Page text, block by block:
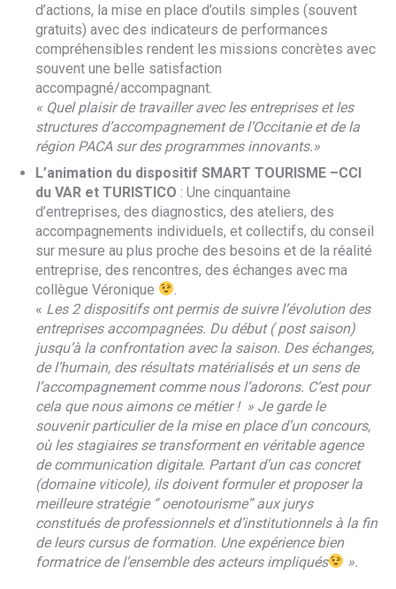
d’actions, la mise en place d’outils simples (souvent
gratuits) avec des indicateurs de performances
compréhensibles rendent les missions concrètes avec
souvent une belle satisfaction
accompagné/accompagnant.
« Quel plaisir de travailler avec les entreprises et les
structures d’accompagnement de l’Occitanie et de la
région PACA sur des programmes innovants.»
L’animation du dispositif SMART TOURISME –CCI
du VAR et TURISTICO : Une cinquantaine
d’entreprises, des diagnostics, des ateliers, des
accompagnements individuels, et collectifs, du conseil
sur mesure au plus proche des besoins et de la réalité
entreprise, des rencontres, des échanges avec ma
collègue Véronique
.
« Les 2 dispositifs ont permis de suivre l’évolution des
entreprises accompagnées. Du début ( post saison)
jusqu’à la confrontation avec la saison. Des échanges,
de l’humain, des résultats matérialisés et un sens de
l’accompagnement comme nous l’adorons. C’est pour
cela que nous aimons ce métier ! » Je garde le
souvenir particulier de la mise en place d’un concours,
où les stagiaires se transforment en véritable agence
de communication digitale. Partant d’un cas concret
(domaine viticole), ils doivent formuler et proposer la
meilleure stratégie “ oenotourisme” aux jurys
constitués de professionnels et d’institutionnels à la fin
de leurs cursus de formation. Une expérience bien
formatrice de l’ensemble des acteurs impliqués
».